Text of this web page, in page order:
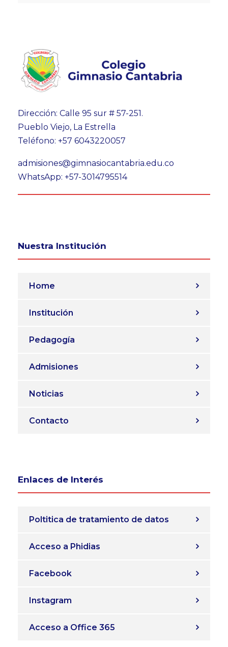
Dirección: Calle 95 sur # 57-251.
Pueblo Viejo, La Estrella
Teléfono: +57 6043220057
admisiones@gimnasiocantabria.edu.co
WhatsApp: +57-3014795514
Nuestra Institución
Home
Institución
Pedagogía
Admisiones
Noticias
Contacto
Enlaces de Interés
Poltitica de tratamiento de datos
Acceso a Phidias
Facebook
Instagram
Acceso a Office 365